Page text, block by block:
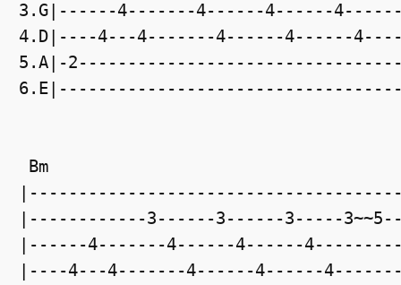
3.G|------4-------4------4------
4.D|----4---4-------4------4------
5.A|-
Bm
|------------3------3------3-----
|------4-------4------4------
|----4---4-------4------4------